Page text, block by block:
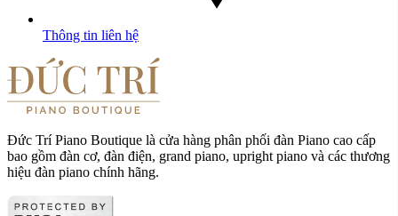
Thông tin liên hệ
Đức Trí Piano Boutique là cửa hàng phân phối đàn Piano cao cấp
bao gồm đàn cơ, đàn điện, grand piano, upright piano và các thương
hiệu đàn piano chính hãng.